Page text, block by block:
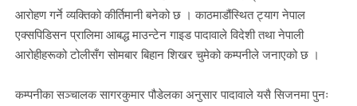
आरोहण गर्ने व्यक्तिको कीर्तिमानी बनेको छ । काठमाडौंस्थित ट्याग नेपाल
एक्सपिडिसन प्रालिमा आबद्ध माउन्टेन गाइड पादावाले विदेशी तथा नेपाली
आरोहीहरूको टोलीसँग सोमबार बिहान शिखर चुमेको कम्पनीले जनाएको छ ।
कम्पनीका सञ्चालक सागरकुमार पौडेलका अनुसार पादावाले यसै सिजनमा पुनः